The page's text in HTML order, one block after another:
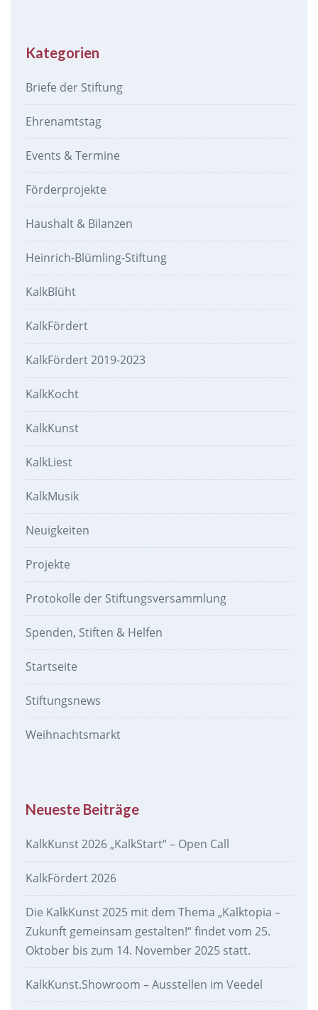
Kategorien
Briefe der Stiftung
Ehrenamtstag
Events & Termine
Förderprojekte
Haushalt & Bilanzen
Heinrich-Blümling-Stiftung
KalkBlüht
KalkFördert
KalkFördert 2019-2023
KalkKocht
KalkKunst
KalkLiest
KalkMusik
Neuigkeiten
Projekte
Protokolle der Stiftungsversammlung
Spenden, Stiften & Helfen
Startseite
Stiftungsnews
Weihnachtsmarkt
Neueste Beiträge
KalkKunst 2026 „KalkStart“ – Open Call
KalkFördert 2026
Die KalkKunst 2025 mit dem Thema „Kalktopia –
Zukunft gemeinsam gestalten!“ findet vom 25.
Oktober bis zum 14. November 2025 statt.
KalkKunst.Showroom – Ausstellen im Veedel